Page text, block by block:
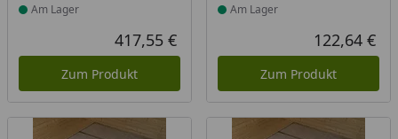
Am Lager
Aktueller Preis
417,55 €
Zum Produkt
Am Lager
122,64 €
Zum Produkt